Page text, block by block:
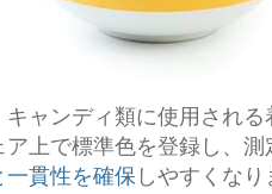
ャンディ類に使用され
上で標準色を登録し、
貫性を確保 しやすくなり